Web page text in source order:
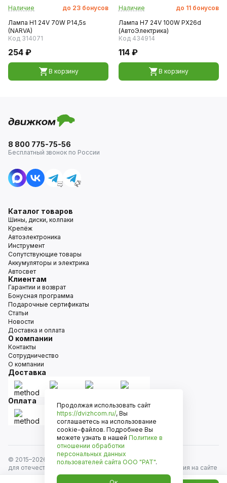
Наличие до 23 бонусов
Лампа H1 24V 70W P14,5s
(NARVA)
Код 314071
254 ₽
В корзину
Наличие до 11 бонусов
Лампа H7 24V 100W PX26d
(АвтоЭлектрика)
Код 434914
114 ₽
В корзину
8 800 775-75-56
Бесплатный звонок по России
Каталог товаров
Шины, диски, колпаки
Крепёж
Автоэлектроника
Инструмент
Сопутствующие товары
Аккумуляторы и электрика
Автосвет
Клиентам
Гарантии и возврат
Бонусная программа
Подарочные сертификаты
Статьи
Новости
Доставка и оплата
О компании
Контакты
Сотрудничество
О компании
Доставка
Оплата
© 2015–2026
Движком — сеть магазинов автозапчастей
для отечественных автомобилей и иномарок. Информация на сайте
носит исключительно информационный характер и не является
Продолжая использовать сайт
https://dvizhcom.ru/, Вы
соглашаетесь на использование
cookie-файлов. Подробнее Вы
можете узнать в нашей Политике в
отношении обработки
персональных данных
пользователей сайта ООО "РАТ".